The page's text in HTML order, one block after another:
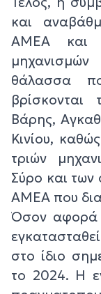
και
ΑΜΕΑ και
θάλασσα
βρίσκονται
Βάρης,
Κινίου,
τριών
Σύρο και των
ΑΜΕΑ που
Όσον αφορά
στο ίδιο
το 2024. Η